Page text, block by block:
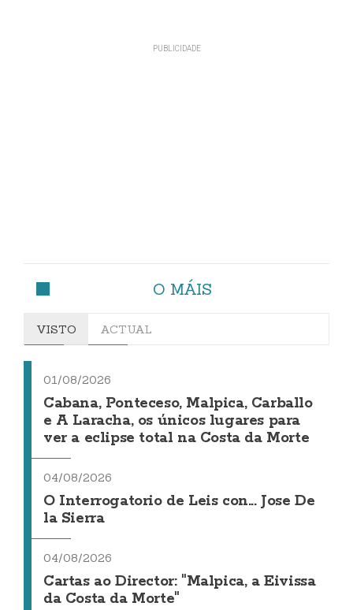
O MÁIS
VISTO ACTUAL
01/08/2026
Cabana, Ponteceso, Malpica, Carballo
e A Laracha, os únicos lugares para
ver a eclipse total na Costa da Morte
04/08/2026
O Interrogatorio de Leis con... Jose De
la Sierra
04/08/2026
Cartas ao Director: "Malpica, a Eivissa
da Costa da Morte"